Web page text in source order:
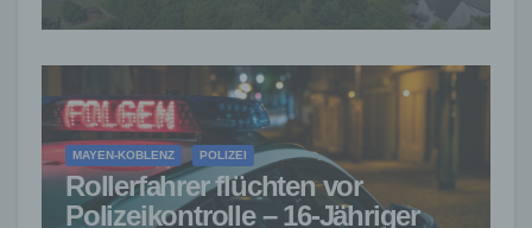
MAYEN-KOBLENZ POLIZEI
Rollerfahrer flüchten vor
Polizeikontrolle – 16-Jähriger